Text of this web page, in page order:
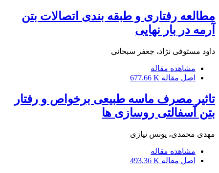
مطالعه رفتاری و طبقه بندی اتصالات بتن
آرمه در بار نهایی
داود مستوفی نژاد، جعفر سبحانی
مشاهده مقاله
اصل مقاله 677.66 K
تاثیر مصرف ماسه طبیعی برخواص و رفتار
بتن آسفالتی روسازی ها
مهدی محمدی، یونس نیازی
مشاهده مقاله
اصل مقاله 493.36 K